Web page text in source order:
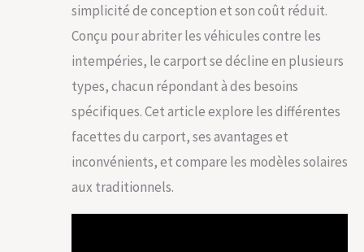
simplicité de conception et son coût réduit.
Conçu pour abriter les véhicules contre les
intempéries, le carport se décline en plusieurs
types, chacun répondant à des besoins
spécifiques. Cet article explore les différentes
facettes du carport, ses avantages et
inconvénients, et compare les modèles solaires
aux traditionnels.